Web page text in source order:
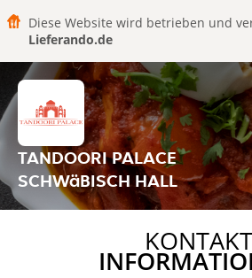
Diese Website wird betrieben und
Lieferando.de
TANDOORI PALACE
SCHWäBISCH HALL
KONTAKT